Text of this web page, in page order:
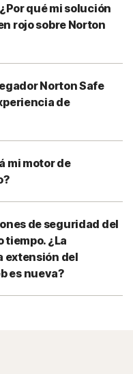
qué mi solución
rojo sobre Norton
Norton Safe
de
mi motor de
de seguridad del
¿La
extensión del
es nueva?